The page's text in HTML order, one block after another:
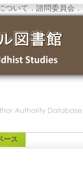
ついて ．諮問委員会 ．
ース